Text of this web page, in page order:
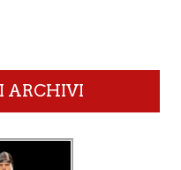
ARCHIVI